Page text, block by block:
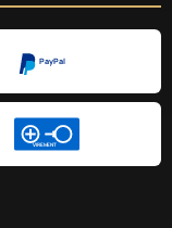
PayPal
VIREMENT